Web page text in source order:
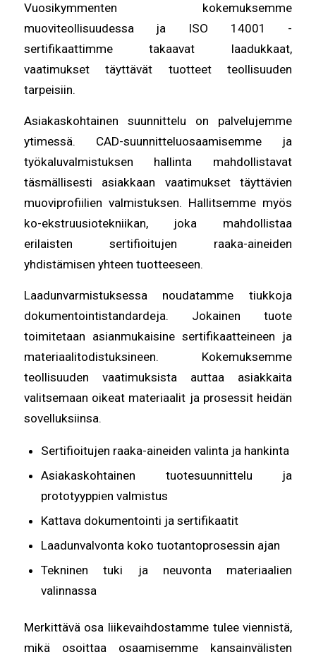
Vuosikymmenten kokemuksemme
muoviteollisuudessa ja ISO 14001 -
sertifikaattimme takaavat laadukkaat,
vaatimukset täyttävät tuotteet teollisuuden
tarpeisiin.
Asiakaskohtainen suunnittelu on palvelujemme
ytimessä. CAD-suunnitteluosaamisemme ja
työkaluvalmistuksen hallinta mahdollistavat
täsmällisesti asiakkaan vaatimukset täyttävien
muoviprofiilien valmistuksen. Hallitsemme myös
ko-ekstruusiotekniikan, joka mahdollistaa
erilaisten sertifioitujen raaka-aineiden
yhdistämisen yhteen tuotteeseen.
Laadunvarmistuksessa noudatamme tiukkoja
dokumentointistandardeja. Jokainen tuote
toimitetaan asianmukaisine sertifikaatteineen ja
materiaalitodistuksineen. Kokemuksemme
teollisuuden vaatimuksista auttaa asiakkaita
valitsemaan oikeat materiaalit ja prosessit heidän
sovelluksiinsa.
Sertifioitujen raaka-aineiden valinta ja hankinta
Asiakaskohtainen tuotesuunnittelu ja
prototyyppien valmistus
Kattava dokumentointi ja sertifikaatit
Laadunvalvonta koko tuotantoprosessin ajan
Tekninen tuki ja neuvonta materiaalien
valinnassa
Merkittävä osa liikevaihdostamme tulee viennistä,
mikä osoittaa osaamisemme kansainvälisten